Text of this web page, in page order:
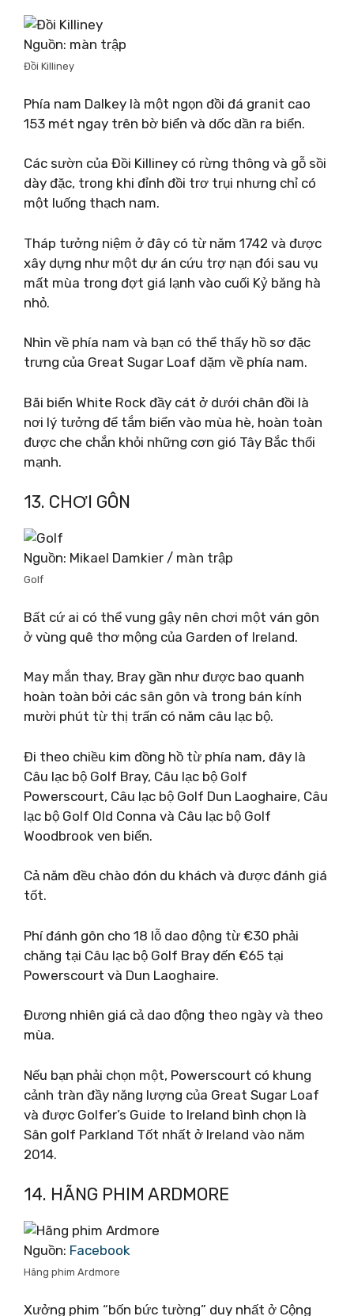
Nguồn: màn trập
Đồi Killiney
Phía nam Dalkey là một ngọn đồi đá granit cao
153 mét ngay trên bờ biển và dốc dần ra biển.
Các sườn của Đồi Killiney có rừng thông và gỗ sồi
dày đặc, trong khi đỉnh đồi trơ trụi nhưng chỉ có
một luống thạch nam.
Tháp tưởng niệm ở đây có từ năm 1742 và được
xây dựng như một dự án cứu trợ nạn đói sau vụ
mất mùa trong đợt giá lạnh vào cuối Kỷ băng hà
nhỏ.
Nhìn về phía nam và bạn có thể thấy hồ sơ đặc
trưng của Great Sugar Loaf dặm về phía nam.
Bãi biển White Rock đầy cát ở dưới chân đồi là
nơi lý tưởng để tắm biển vào mùa hè, hoàn toàn
được che chắn khỏi những cơn gió Tây Bắc thổi
mạnh.
13. CHƠI GÔN
Nguồn: Mikael Damkier / màn trập
Golf
Bất cứ ai có thể vung gậy nên chơi một ván gôn
ở vùng quê thơ mộng của Garden of Ireland.
May mắn thay, Bray gần như được bao quanh
hoàn toàn bởi các sân gôn và trong bán kính
mười phút từ thị trấn có năm câu lạc bộ.
Đi theo chiều kim đồng hồ từ phía nam, đây là
Câu lạc bộ Golf Bray, Câu lạc bộ Golf
Powerscourt, Câu lạc bộ Golf Dun Laoghaire, Câu
lạc bộ Golf Old Conna và Câu lạc bộ Golf
Woodbrook ven biển.
Cả năm đều chào đón du khách và được đánh giá
tốt.
Phí đánh gôn cho 18 lỗ dao động từ €30 phải
chăng tại Câu lạc bộ Golf Bray đến €65 tại
Powerscourt và Dun Laoghaire.
Đương nhiên giá cả dao động theo ngày và theo
mùa.
Nếu bạn phải chọn một, Powerscourt có khung
cảnh tràn đầy năng lượng của Great Sugar Loaf
và được Golfer’s Guide to Ireland bình chọn là
Sân golf Parkland Tốt nhất ở Ireland vào năm
2014.
14. HÃNG PHIM ARDMORE
Nguồn: Facebook
Hãng phim Ardmore
Xưởng phim “bốn bức tường” duy nhất ở Cộng